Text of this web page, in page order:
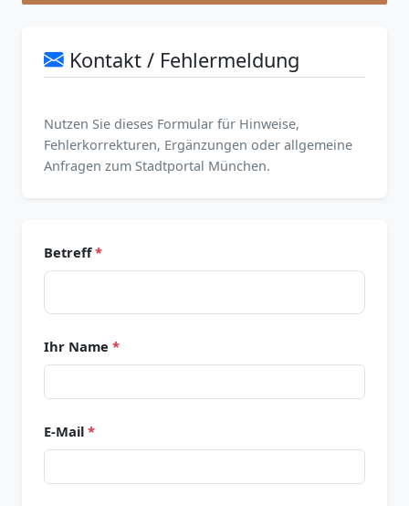
Kontakt / Fehlermeldung
Nutzen Sie dieses Formular für Hinweise,
Fehlerkorrekturen, Ergänzungen oder allgemeine
Anfragen zum Stadtportal München.
Betreff*
Ihr Name *
E-Mail *